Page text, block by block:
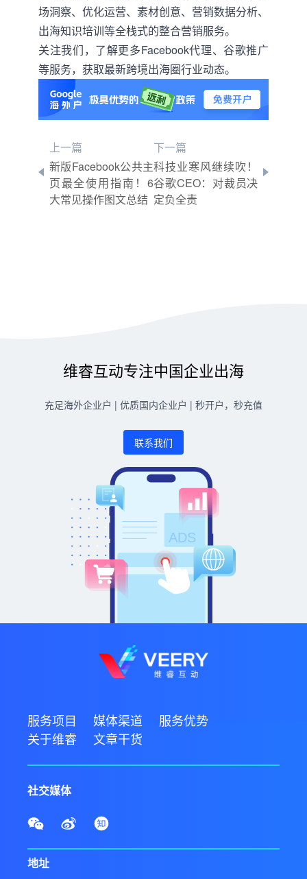
场洞察、优化运营、素材创意、营销数据分析、
出海知识培训等全栈式的整合营销服务。
关注我们，了解更多Facebook代理、谷歌推广
等服务，获取最新跨境出海圈行业动态。
上一篇
新版Facebook公共主
页最全使用指南！6
大常见操作图文总结
下一篇
科技业寒风继续吹！
谷歌CEO：对裁员决
定负全责
维睿互动专注中国企业出海
充足海外企业户 | 优质国内企业户 | 秒开户，秒充值
联系我们
服务项目 媒体渠道
服务优势
关于维睿
文章干货
地址
社交媒体